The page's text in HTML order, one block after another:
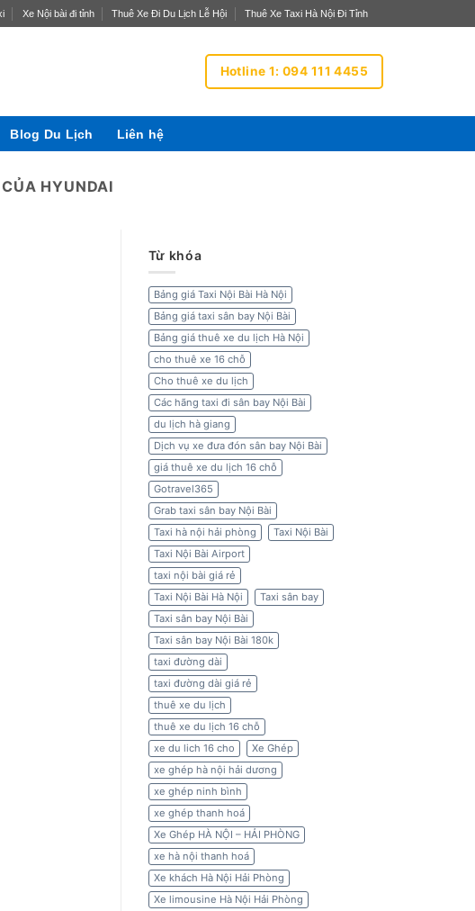
Xe Nội bài đi tỉnh Thuê Xe Đi Du Lịch Lễ Hội Thuê Xe Taxi Hà Nội Đi Tỉnh
Hotline 1: 094 111 4455
Blog Du Lịch Liên hệ
HYUNDAI
Từ khóa
Bảng giá Taxi Nội Bài Hà Nội
Bảng giá taxi sân bay Nội Bài
Bảng giá thuê xe du lịch Hà Nội
cho thuê xe 16 chỗ
Cho thuê xe du lịch
Các hãng taxi đi sân bay Nội Bài
du lịch hà giang
Dịch vụ xe đưa đón sân bay Nội Bài
giá thuê xe du lịch 16 chỗ
Gotravel365
Grab taxi sân bay Nội Bài
Taxi hà nội hải phòng
Taxi Nội Bài
Taxi Nội Bài Airport
taxi nội bài giá rẻ
Taxi Nội Bài Hà Nội
Taxi sân bay
Taxi sân bay Nội Bài
Taxi sân bay Nội Bài 180k
taxi đường dài
taxi đường dài giá rẻ
thuê xe du lịch
thuê xe du lịch 16 chỗ
xe du lich 16 cho
Xe Ghép
xe ghép hà nội hải dương
xe ghép ninh bình
xe ghép thanh hoá
Xe Ghép HÀ NỘI – HẢI PHÒNG
xe hà nội thanh hoá
Xe khách Hà Nội Hải Phòng
Xe limousine Hà Nội Hải Phòng